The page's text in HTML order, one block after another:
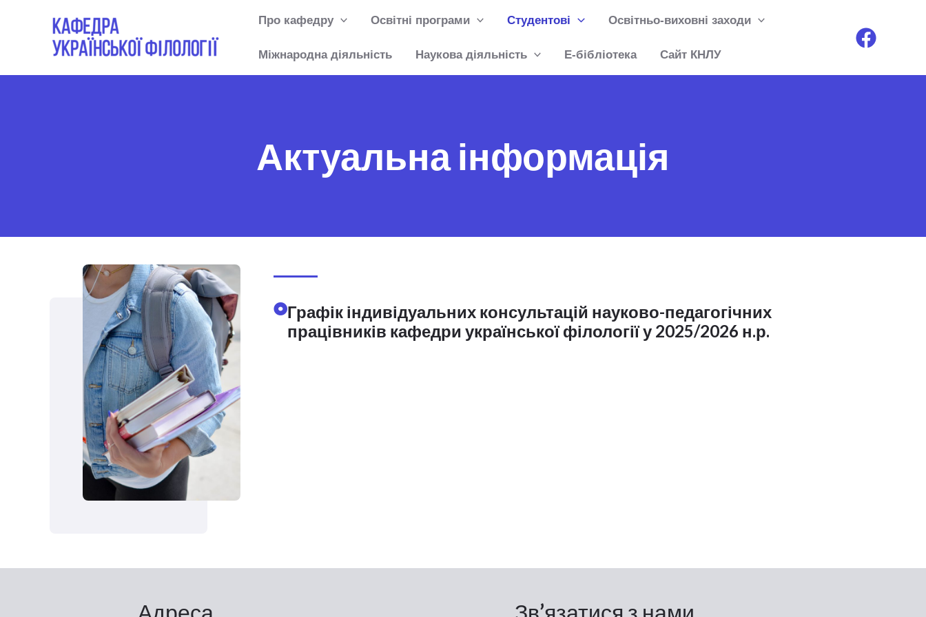
содержимому
Про кафедру Освітні програми Студентові Освітньо-виховні заходи
Міжнародна діяльність Наукова діяльність Е-бібліотека Сайт КНЛУ
Актуальна інформація
Графік індивідуальних консультацій науково-педагогічних
працівників кафедри української філології у 2025/2026 н.р.